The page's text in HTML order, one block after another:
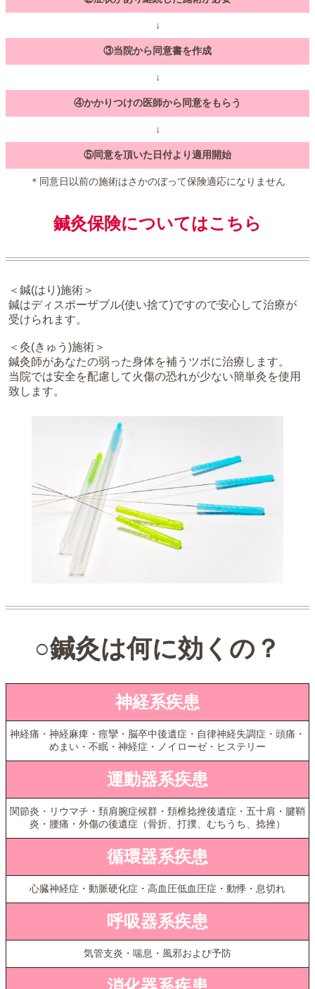
↓
③当院から同意書を作成
↓
④かかりつけの医師から同意をもらう
↓
⑤同意を頂いた日付より適用開始
＊同意日以前の施術はさかのぼって保険適応になりません
鍼灸保険についてはこちら
＜鍼(はり)施術＞
鍼はディスポーザブル(使い捨て)ですので安心して治療が
受けられます。
＜灸(きゅう)施術＞
鍼灸師があなたの弱った身体を補うツボに治療します。
当院では安全を配慮して火傷の恐れが少ない簡単灸を使用
致します。
○鍼灸は何に効くの？
神経系疾患
神経痛・神経麻痺・痙攣・脳卒中後遺症・自律神経失調症・頭痛・
めまい・不眠・神経症・ノイローゼ・ヒステリー
運動器系疾患
関節炎・リウマチ・頚肩腕症候群・頚椎捻挫後遺症・五十肩・腱鞘
炎・腰痛・外傷の後遺症（骨折、打撲、むちうち、捻挫）
循環器系疾患
心臓神経症・動脈硬化症・高血圧低血圧症・動悸・息切れ
呼吸器系疾患
気管支炎・喘息・風邪および予防